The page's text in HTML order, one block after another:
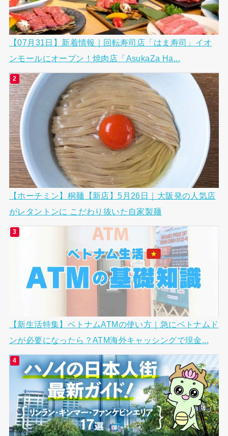
【07月31日】新着情報｜回転寿司店「はま寿司」イオ
ンモールにオープン！焼肉店「AsukaZa Ha...
【ホーチミン】桐麺【新店】5月26日｜大阪発の人気店
がレタントンに こだわり抜いた自家製麺
【新生活特集】ベトナムATMの使い方｜急にベトナムド
ンが必要になったら？ATM海外キャッシングで現金...